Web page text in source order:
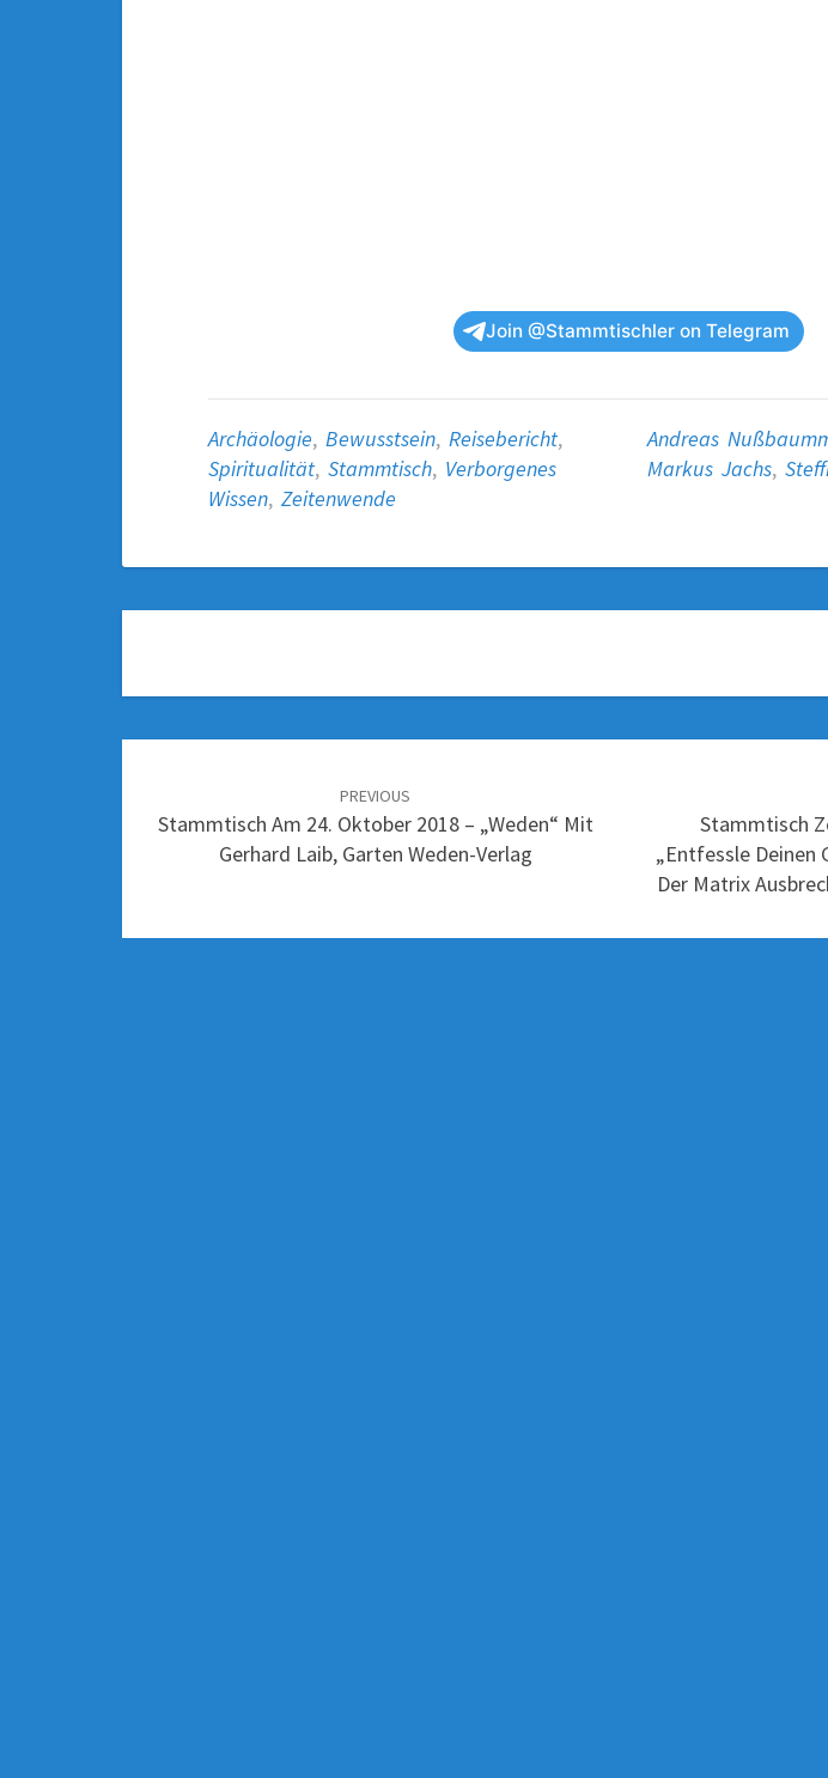
Join @Stammtischler on Telegram
Archäologie, Bewusstsein, Reisebericht,
Spiritualität, Stammtisch, Verborgenes
Wissen, Zeitenwende
Andreas
Markus Jachs,
PREVIOUS
Stammtisch Am 24. Oktober 2018 – „Weden“ Mit
Gerhard Laib, Garten Weden-Verlag
Stammtisch
„Entfessle Deinen
Der Matrix